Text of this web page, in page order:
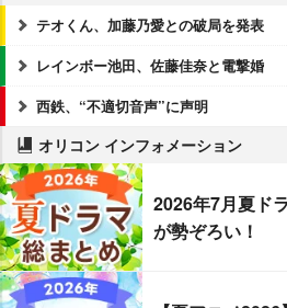
テオくん、加藤乃愛との破局を発表
レインボー池田、佐藤佳奈と電撃婚
西鉄、“不適切音声”に声明
オリコン インフォメーション
2026年7月夏ド
が勢ぞろい！